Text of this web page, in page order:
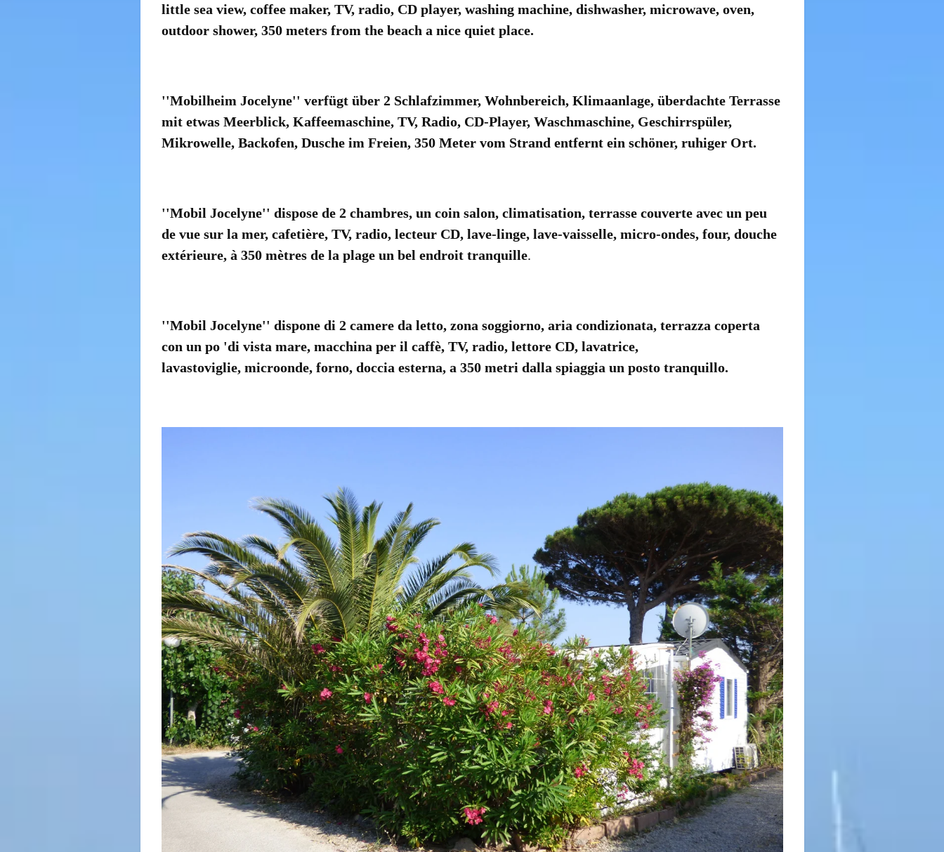
little sea view, coffee maker, TV, radio, CD player, washing machine, dishwasher, microwave, oven,
outdoor shower, 350 meters from the beach a nice quiet place.
''Mobilheim Jocelyne'' verfügt über 2 Schlafzimmer, Wohnbereich, Klimaanlage, überdachte Terrasse
mit etwas Meerblick, Kaffeemaschine, TV, Radio, CD-Player, Waschmaschine, Geschirrspüler,
Mikrowelle, Backofen, Dusche im Freien, 350 Meter vom Strand entfernt ein schöner, ruhiger Ort.
''Mobil Jocelyne'' dispose de 2 chambres, un coin salon, climatisation, terrasse couverte avec un peu
de vue sur la mer, cafetière, TV, radio, lecteur CD, lave-linge,lave-vaisselle, micro-ondes, four, douche
extérieure, à 350 mètres de la plage un bel endroit tranquille.
''Mobil Jocelyne'' dispone di 2 camere da letto, zona soggiorno, aria condizionata, terrazza coperta
con un po 'di vista mare, macchina per il caffè, TV, radio, lettore CD, lavatrice,
lavastoviglie, microonde, forno, doccia esterna, a 350 metri dalla spiaggia un posto tranquillo.